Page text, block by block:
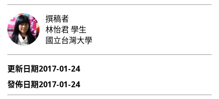
撰稿者
林怡君學生
國立台灣大學
更新日期2017-01-24
發佈日期2017-01-24